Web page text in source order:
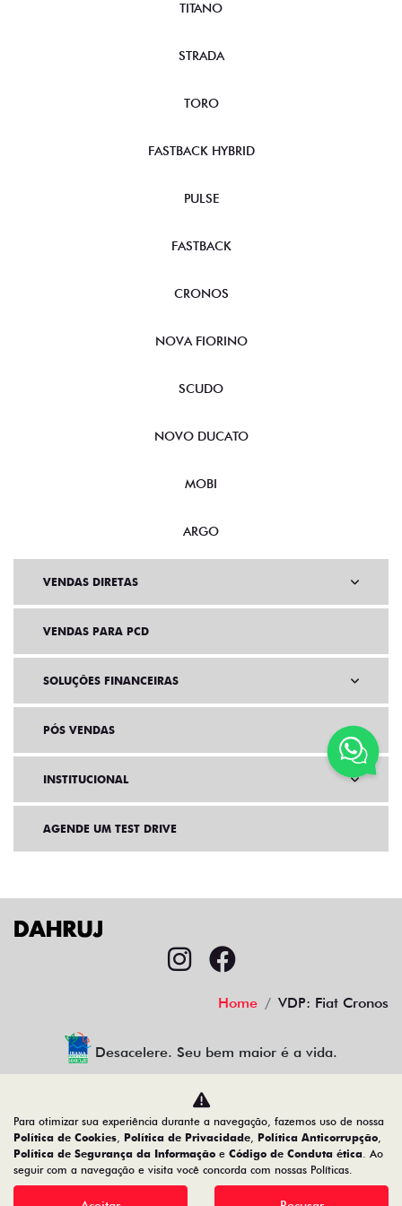
TITANO
STRADA
TORO
FASTBACK HYBRID
PULSE
FASTBACK
CRONOS
NOVA FIORINO
SCUDO
NOVO DUCATO
MOBI
ARGO
VENDAS DIRETAS
VENDAS PARA PCD
SOLUÇÕES FINANCEIRAS
PÓS VENDAS
INSTITUCIONAL
AGENDE UM TEST DRIVE
Home VDP: Fiat Cronos
Desacelere. Seu bem maior é a vida.
CMJ Comércio de Veículos Ltda
05.026.792/0024-83
Para otimizar sua experiência durante a navegação, fazemos uso de nossa
Política de Cookies, Política de Privacidade, Política Anticorrupção,
Política de Segurança da Informação e Código de Conduta ética. Ao
seguir com a navegação e visita você concorda com nossas Políticas.